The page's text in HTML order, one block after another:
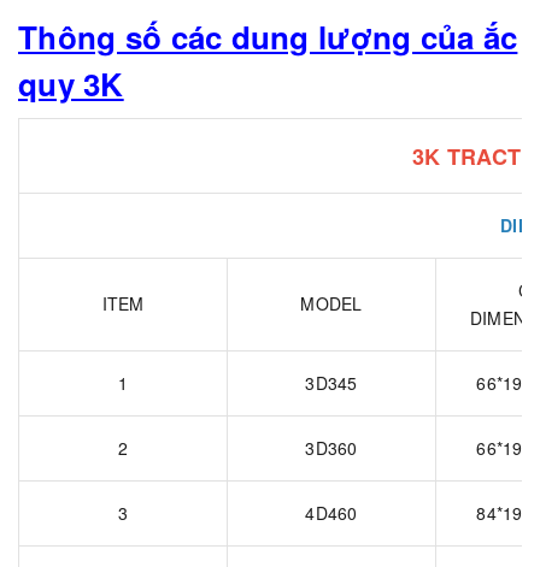
Thông số các dung lượng của ắc
quy 3K
3K
DIN
ITEM MODEL
1 3D345
2 3D360
3 4D460